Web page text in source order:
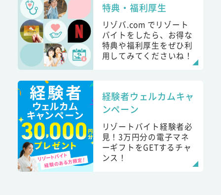
特典・福利厚生
リゾバ.com でリゾート
バイトをしたら、お得な
特典や福利厚生をぜひ利
用してみてくださいね！
経験者ウェルカムキャ
ンペーン
リゾートバイト経験者必
見！3万円分の電子マネ
ーギフトをGETするチャ
ンス！